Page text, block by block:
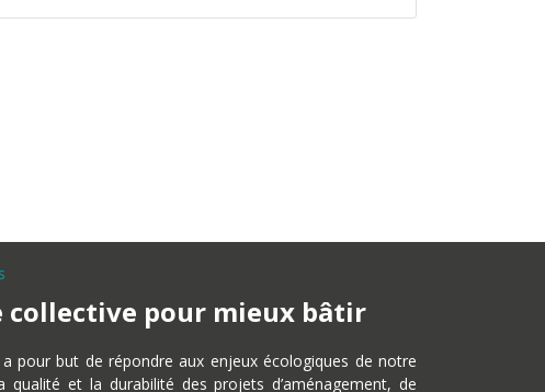
collective pour mieux bâtir
pour but de répondre aux enjeux écologiques de notre
qualité et la durabilité des projets d’aménagement, de